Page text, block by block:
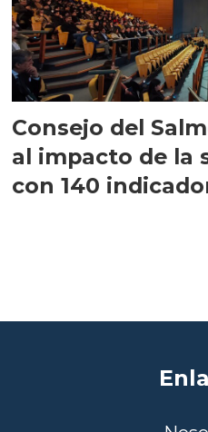
Consejo del
al impacto de la
con 140